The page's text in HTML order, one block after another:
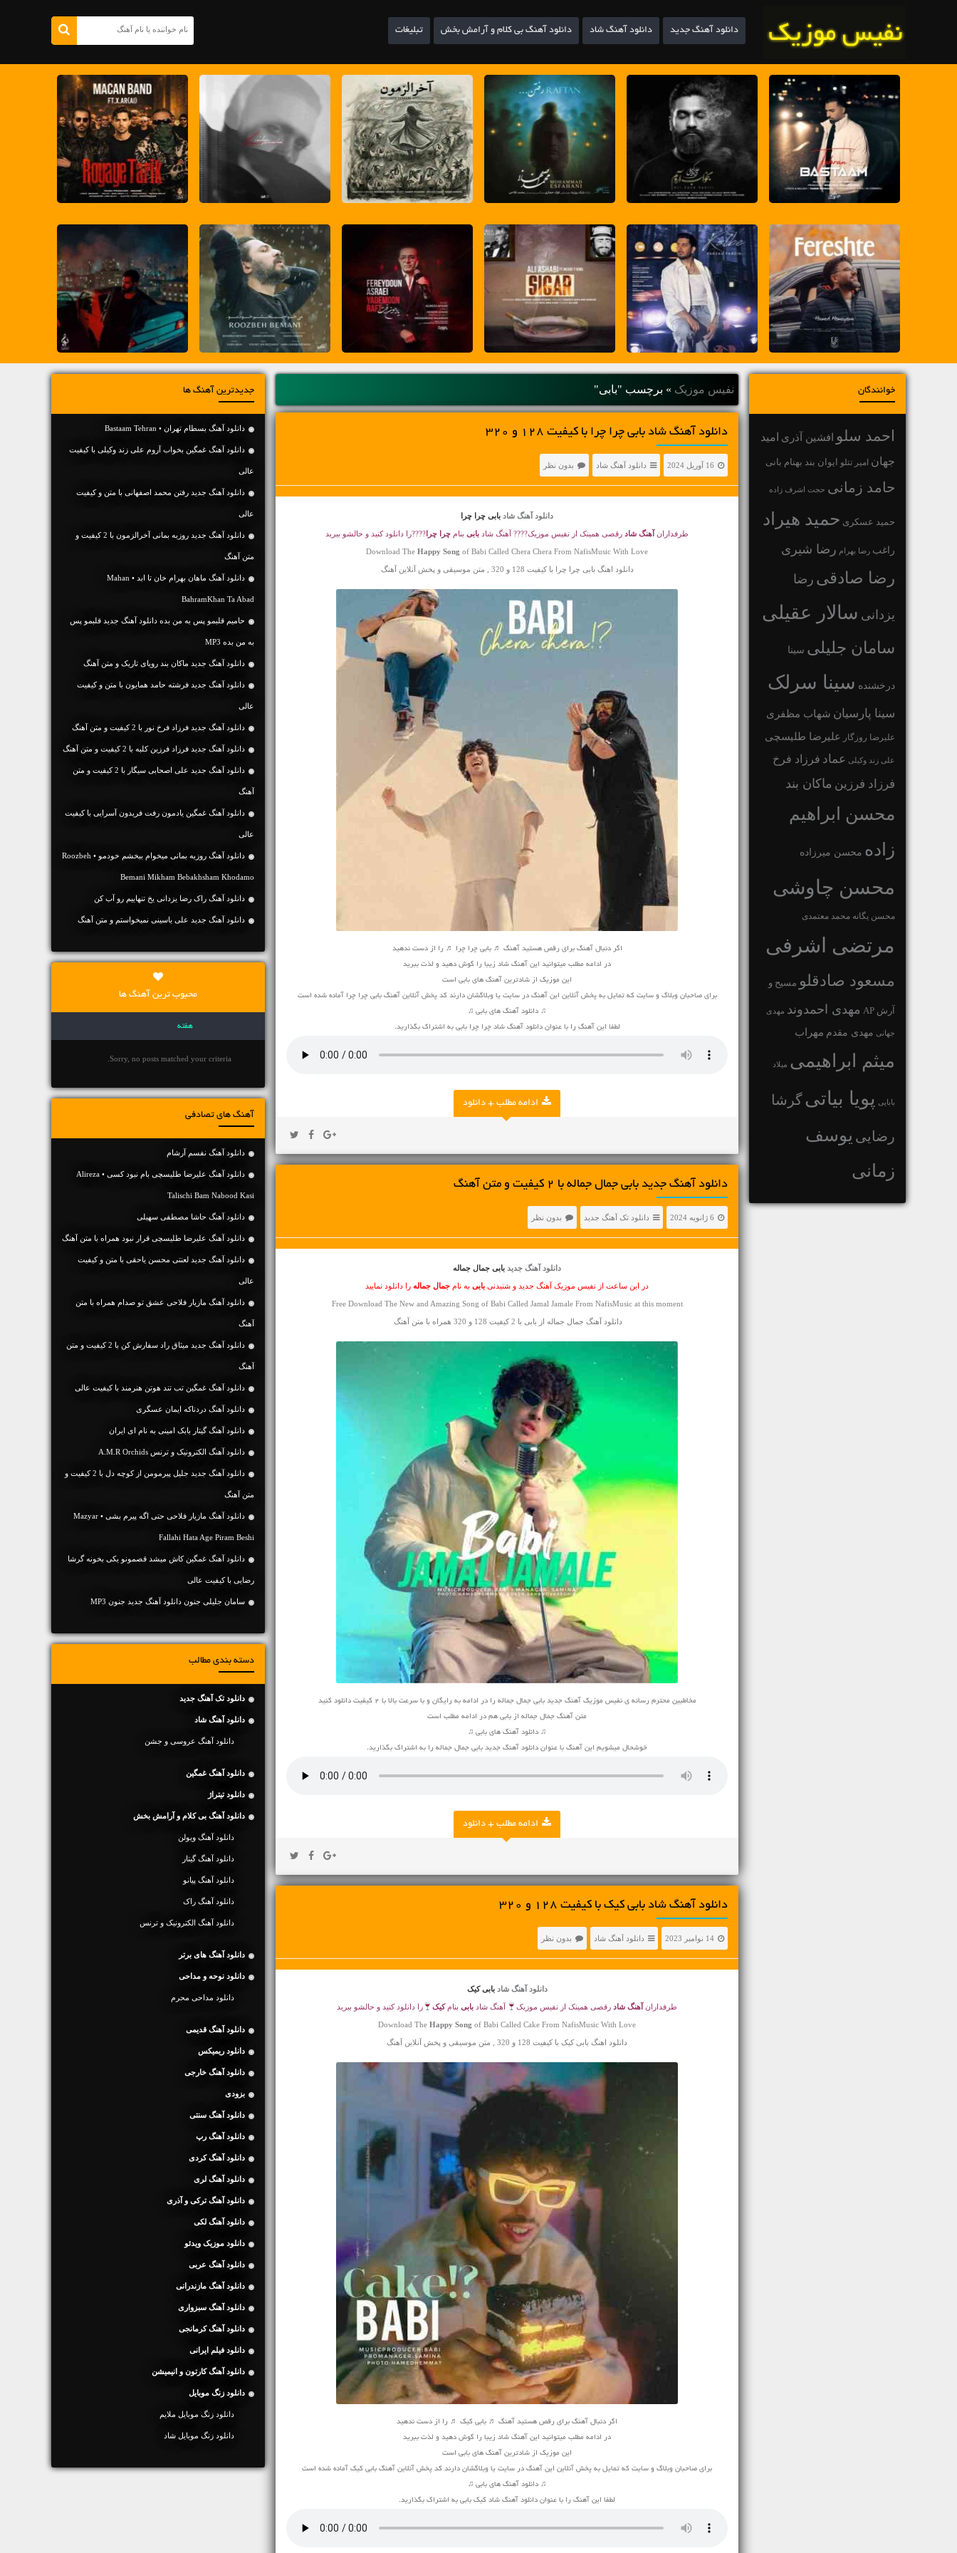
دانلود آهنگ جدید دانلود آهنگ شاد دانلود آهنگ بی کلام و آرامش بخش تبلیغات
خوانندگان
احمد سلو افشین آذری امید
جهان امیر تتلو ایوان بند بهنام بانی
حامد زمانی حجت اشرف زاده
حمید عسکری حمید هیراد
راغب رضا بهرام رضا شیری
رضا صادقی رضا
یزدانی سالار عقیلی
سامان جلیلی سینا
درخشنده سینا سرلک
سینا پارسیان شهاب مظفری
علیرضا روزگار علیرضا طلیسچی
علی زند وکیلی عماد فرزاد فرخ
فرزاد فرزین ماکان بند
محسن ابراهیم
زاده محسن میرزاده
محسن چاوشی
محسن یگانه محمد معتمدی
مرتضی اشرفی
مسعود صادقلو مسیح و
آرش AP مهدی احمدوند مهدی
جهانی مهدی مقدم مهراب
میثم ابراهیمی میلاد
بابایی پویا بیاتیگرشا
رضایی یوسف
زمانی
نفیس موزیک » برچسب "بابی"
دانلود آهنگ شاد بابی چرا چرا با کیفیت 128 و 320
16 آوریل 2024 دانلود آهنگ شاد بدون نظر
دانلود آهنگ شاد بابی چرا چرا
طرفداران آهنگ شاد رقصی همینک از نفیس موزیک???? آهنگ شاد بابی بنام چرا چرا????را دانلود کنید و حالشو ببرید
Download The Happy Song of Babi Called Chera Chera From NafisMusic With Love
دانلود اهنگ بابی چرا چرا با کیفیت 128 و 320 , متن موسیقی و پخش آنلاین آهنگ
اگر دنبال آهنگ برای رقص هستید آهنگ ♬ بابی چرا چرا ♬ را از دست ندهید
در ادامه مطلب میتوانید این آهنگ شاد زیبا را گوش دهید و لذت ببرید
این موزیک از شادترین آهنگ های بابی است
برای صاحبان وبلاگ و سایت که تمایل به پخش آنلاین این آهنگ در سایت یا وبلاگشان دارند کد پخش آنلاین آهنگ بابی چرا چرا آماده شده است
♫ دانلود آهنگ های بابی ♫
لطفا این آهنگ را با عنوان دانلود آهنگ شاد چرا چرا بابی به اشتراک بگذارید.
ادامه مطلب + دانلود
دانلود آهنگ جديد بابی جمال جماله با 2 کیفیت و متن آهنگ
6 ژانویه 2024 دانلود تک آهنگ جدید بدون نظر
دانلود آهنگ جدید بابی جمال جماله
در این ساعت از نفیس موزیک آهنگ جدید و شنیدنی بابی به نام جمال جماله را دانلود نمایید
Free Download The New and Amazing Song of Babi Called Jamal Jamale From NafisMusic at this moment
دانلود آهنگ جمال جماله از بابی با 2 کیفیت 128 و 320 همراه با متن آهنگ
مخاطبین محترم رسانه ی نفیس موزیک آهنگ جدید بابی جمال جماله را در ادامه به رایگان و با سرعت بالا با 2 کیفیت دانلود کنید
متن آهنگ جمال جماله از بابی هم در ادامه مطلب است
♫ دانلود آهنگ های بابی ♫
خوشحال میشویم این آهنگ با عنوان دانلود آهنگ جدید بابی جمال جماله را به اشتراک بگذارید.
ادامه مطلب + دانلود
دانلود آهنگ شاد بابی کیک با کیفیت 128 و 320
14 نوامبر 2023 دانلود آهنگ شاد بدون نظر
دانلود آهنگ شاد بابی کیک
طرفداران آهنگ شادرقصی همینک از نفیس موزیک آهنگ شادبابی بنامکیک را دانلود کنید و حالشو ببرید
Download The Happy Song of Babi Called Cake From NafisMusic With Love
دانلود اهنگ بابی کیک با کیفیت 128 و 320 , متن موسیقی و پخش آنلاین آهنگ
اگر دنبال آهنگ برای رقص هستید آهنگ ♬ بابی کیک ♬ را از دست ندهید
در ادامه مطلب میتوانید این آهنگ شاد زیبا را گوش دهید و لذت ببرید
این موزیک از شادترین آهنگ های بابی است
برای صاحبان وبلاگ و سایت که تمایل به پخش آنلاین این آهنگ در سایت یا وبلاگشان دارند کد پخش آنلاین آهنگ بابی کیک آماده شده است
♫ دانلود آهنگ های بابی ♫
لطفا این آهنگ را با عنوان دانلود آهنگ شاد کیک بابی به اشتراک بگذارید.
جدیدترین آهنگ ها
دانلود آهنگ بسطام تهران • Bastaam Tehran
دانلود آهنگ غمگین بخواب آروم علی زند وکیلی با کیفیت
عالی
دانلود آهنگ جديد رفتن محمد اصفهانی با متن و کیفیت
عالی
دانلود آهنگ جديد روزبه بمانی آخرالزمون با 2 کیفیت و
متن آهنگ
دانلود آهنگ ماهان بهرام خان تا ابد • Mahan
BahramKhan Ta Abad
حامیم قلبمو پس به من بده دانلود آهنگ جدید قلبمو پس
به من بده MP3
دانلود آهنگ جديد ماکان بند رویای تاریک و متن آهنگ
دانلود آهنگ جديد فرشته حامد همایون با متن و کیفیت
عالی
دانلود آهنگ جديد فرزاد فرخ نور با 2 کیفیت و متن آهنگ
دانلود آهنگ جديد فرزاد فرزین کلبه با 2 کیفیت و متن آهنگ
دانلود آهنگ جديد علی اصحابی سیگار با 2 کیفیت و متن
آهنگ
دانلود آهنگ غمگین یادمون رفت فریدون آسرایی با کیفیت
عالی
دانلود آهنگ روزبه بمانی میخوام ببخشم خودمو • Roozbeh
Bemani Mikham Bebakhsham Khodamo
دانلود آهنگ راک رضا یزدانی یخ تنهاییم رو آب کن
دانلود آهنگ جديد علی یاسینی نمیخواستم و متن آهنگ
محبوب ترین آهنگ ها
هفته
Sorry, no posts matched your criteria.
آهنگ های تصادفی
دانلود آهنگ نفسم آرشام
دانلود آهنگ علیرضا طلیسچی بام نبود کسی • Alireza
Talischi Bam Nabood Kasi
دانلود آهنگ حاشا مصطفی سهیلی
دانلود آهنگ علیرضا طلیسچی قرار نبود همراه با متن آهنگ
دانلود آهنگ جديد لعنتی محسن یاحقی با متن و کیفیت
عالی
دانلود آهنگ مازیار فلاحی عشق تو صدام همراه با متن
آهنگ
دانلود آهنگ جديد میثاق راد سفارش کن با 2 کیفیت و متن
آهنگ
دانلود آهنگ غمگین تب تند هوتن هنرمند با کیفیت عالی
دانلود آهنگ دردناکه ایمان عسگری
دانلود آهنگ گیتار بابک امینی به نام ای ایران
دانلود آهنگ الکترونیک و ترنس A.M.R Orchids
دانلود آهنگ جديد جلیل پیرمومن از كوچه دل با 2 کیفیت و
متن آهنگ
دانلود آهنگ مازیار فلاحی حتی اگه پیرم بشی • Mazyar
Fallahi Hata Age Piram Beshi
دانلود آهنگ غمگین کاش میشد قصمونو یکی بخونه گرشا
رضایی با کیفیت عالی
سامان جلیلی جنون دانلود آهنگ جدید جنون MP3
دسته بندی مطالب
دانلود تک آهنگ جدید
دانلود آهنگ شاد
دانلود آهنگ عروسی و جشن
دانلود آهنگ غمگین
دانلود تیتراژ
دانلود آهنگ بی کلام و آرامش بخش
دانلود آهنگ ویولن
دانلود آهنگ گیتار
دانلود آهنگ پیانو
دانلود آهنگ راک
دانلود آهنگ الکترونیک و ترنس
دانلود آهنگ های برتر
دانلود نوحه و مداحی
دانلود مداحی محرم
دانلود آهنگ قدیمی
دانلود ریمیکس
دانلود آهنگ خارجی
بزودی
دانلود آهنگ سنتی
دانلود آهنگ رپ
دانلود آهنگ کردی
دانلود آهنگ لری
دانلود آهنگ ترکی و آذری
دانلود آهنگ لکی
دانلود موزیک ویدئو
دانلود آهنگ عربی
دانلود آهنگ مازندرانی
دانلود آهنگ سبزواری
دانلود آهنگ کرمانجی
دانلود فیلم ایرانی
دانلود آهنگ کارتون و انیمیشن
دانلود زنگ موبایل
دانلود زنگ موبایل ملایم
دانلود زنگ موبایل شاد